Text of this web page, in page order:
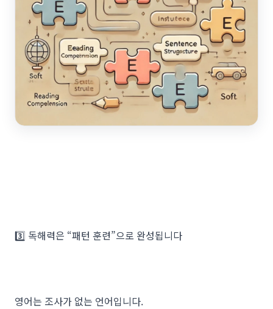
3️⃣ 독해력은 “패턴 훈련”으로 완성됩니다
영어는 조사가 없는 언어입니다.